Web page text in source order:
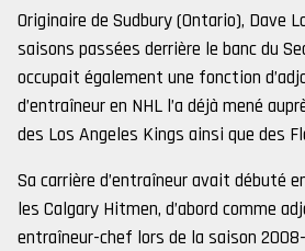
Originaire de Sudbury (Ontario), Dave
saisons passées derrière le banc du
occupait également une fonction
d’entraîneur en NHL l’a déjà mené
des Los Angeles Kings ainsi que des
Sa carrière d’entraîneur avait débuté
les Calgary Hitmen, d’abord comme
entraîneur-chef lors de la saison